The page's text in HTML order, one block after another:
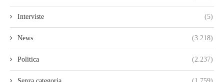
Interviste (5)
News (3.218)
Politica (2.237)